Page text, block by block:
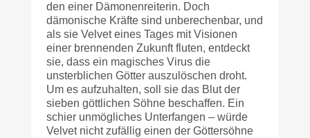
den einer Dämonenreiterin. Doch
dämonische Kräfte sind unberechenbar, und
als sie Velvet eines Tages mit Visionen
einer brennenden Zukunft fluten, entdeckt
sie, dass ein magisches Virus die
unsterblichen Götter auszulöschen droht.
Um es aufzuhalten, soll sie das Blut der
sieben göttlichen Söhne beschaffen. Ein
schier unmögliches Unterfangen – würde
Velvet nicht zufällig einen der Göttersöhne